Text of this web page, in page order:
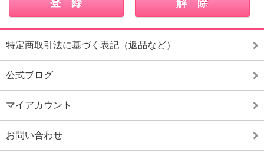
特定商取引法に基づく表記（返品など）
公式ブログ
マイアカウント
お問い合わせ